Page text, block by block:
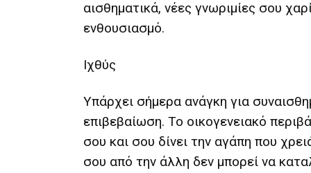
αισθηματικά, νέες γνωριμίες σου
ενθουσιασμό.
Ιχθύς
Υπάρχει σήμερα ανάγκη για
επιβεβαίωση. Το οικογενειακό
σου και σου δίνει την αγάπη που
σου από την άλλη δεν μπορεί να